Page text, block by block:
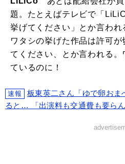
題。たとえばテレビで「
挙げてください」とか言われ
ワタシの挙げた作品は許可
てください、とか言われる
ているのに！
速報
板東英二さん「ゆで卵おま
ると… 「出演料も交通費も要ら